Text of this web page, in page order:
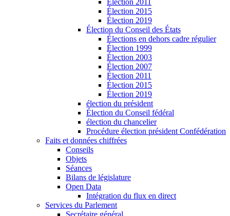
Élection 2011
Élection 2015
Élection 2019
Élection du Conseil des États
Élections en dehors cadre régulier
Élection 1999
Élection 2003
Élection 2007
Élection 2011
Élection 2015
Élection 2019
élection du président
Élection du Conseil fédéral
élection du chancelier
Procédure élection président Confédération
Faits et données chiffrées
Conseils
Objets
Séances
Bilans de législature
Open Data
Intégration du flux en direct
Services du Parlement